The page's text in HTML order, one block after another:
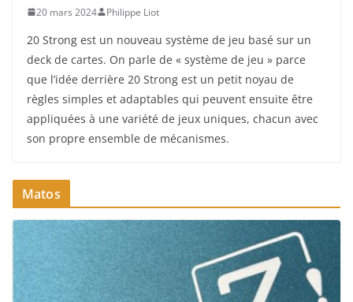
20 mars 2024 Philippe Liot
20 Strong est un nouveau système de jeu basé sur un
deck de cartes. On parle de « système de jeu » parce
que l’idée derrière 20 Strong est un petit noyau de
règles simples et adaptables qui peuvent ensuite être
appliquées à une variété de jeux uniques, chacun avec
son propre ensemble de mécanismes.
Matos